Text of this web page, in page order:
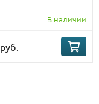
В наличии